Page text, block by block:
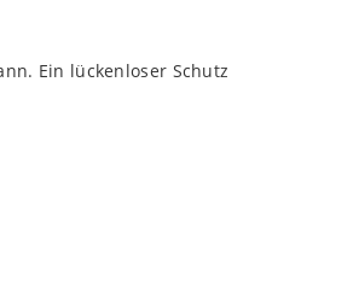
Ein lückenloser Schutz